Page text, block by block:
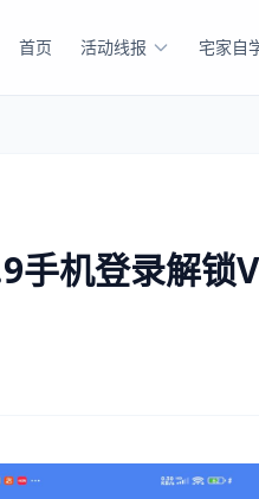
首页 活动线报 宅家自
手机登录解锁